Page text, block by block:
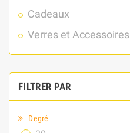
Cadeaux
Verres et Accessoires
FILTRER PAR
Degré